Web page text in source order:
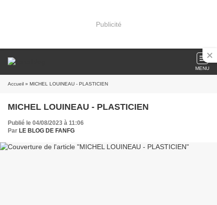
Publicité
MENU
Accueil » MICHEL LOUINEAU - PLASTICIEN
MICHEL LOUINEAU - PLASTICIEN
Publié le 04/08/2023 à 11:06
Par LE BLOG DE FANFG